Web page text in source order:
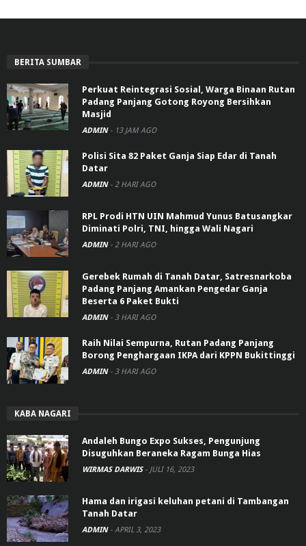
BERITA SUMBAR
Perkuat Reintegrasi Sosial, Warga Binaan Rutan
Padang Panjang Gotong Royong Bersihkan
Masjid
ADMIN - 13 JAM AGO
Polisi Sita 82 Paket Ganja Siap Edar di Tanah
Datar
ADMIN - 2 HARI AGO
RPL Prodi HTN UIN Mahmud Yunus Batusangkar
Diminati Polri, TNI, hingga Wali Nagari
ADMIN - 2 HARI AGO
Gerebek Rumah di Tanah Datar, Satresnarkoba
Padang Panjang Amankan Pengedar Ganja
Beserta 6 Paket Bukti
ADMIN - 3 HARI AGO
Raih Nilai Sempurna, Rutan Padang Panjang
Borong Penghargaan IKPA dari KPPN Bukittinggi
ADMIN - 3 HARI AGO
KABA NAGARI
Andaleh Bungo Expo Sukses, Pengunjung
Disuguhkan Beraneka Ragam Bunga Hias
WIRMAS DARWIS - JULI 16, 2023
Hama dan irigasi keluhan petani di Tambangan
Tanah Datar
ADMIN - APRIL 3, 2023